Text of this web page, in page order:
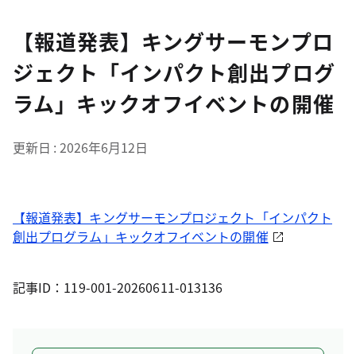
【報道発表】キングサーモンプロ
ジェクト「インパクト創出プログ
ラム」キックオフイベントの開催
更新日 2026年6月12日
【報道発表】キングサーモンプロジェクト「インパクト
創出プログラム」キックオフイベントの開催
記事ID：119-001-20260611-013136